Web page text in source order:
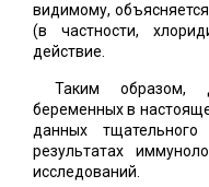
видимому,
(в частности,
действие.
Таким образом,
беременных в
данных тщательного
результатах
исследований.